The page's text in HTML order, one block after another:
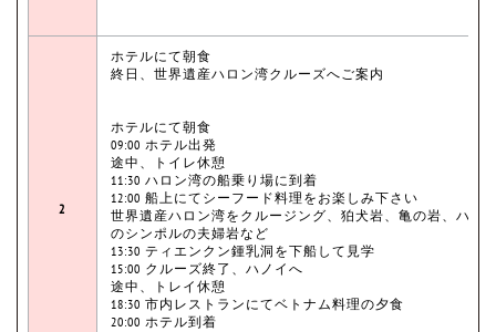
2
ホテルにて朝食
終日、世界遺産ハロン湾クルーズへご案内
ホテルにて朝食
09:00 ホテル出発
途中、トイレ休憩
11:30 ハロン湾の船乗り場に到着
12:00 船上にてシーフード料理をお楽しみ下さい
世界遺産ハロン湾をクルージング、狛犬岩、亀の岩、ハロ
のシンポルの夫婦岩など
13:30 ティエンクン鍾乳洞を下船して見学
15:00 クルーズ終了、ハノイへ
途中、トレイ休憩
18:30 市内レストランにてベトナム料理の夕食
20:00 ホテル到着